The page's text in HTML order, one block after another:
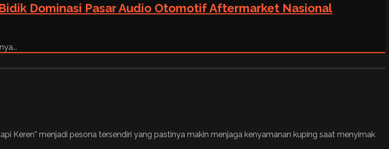
Dominasi Pasar Audio Otomotif Aftermarket Nasional
Keren” menjadi pesona tersendiri yang pastinya makin menjaga kenyamanan kuping saat menyimak